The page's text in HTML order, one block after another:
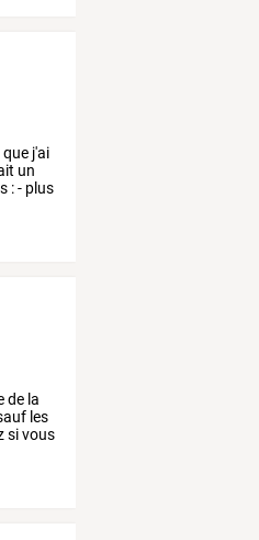
que j'ai
un
:- plus
de la
les
sivous